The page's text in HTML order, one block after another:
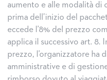
aumento e alle modalità di
prima dell’inizio del
eccede l’8% del prezzo
applica il successivo art. 8.
prezzo, l’organizzatore ha
amministrative e di